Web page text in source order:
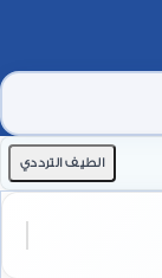
الطيف الترددي